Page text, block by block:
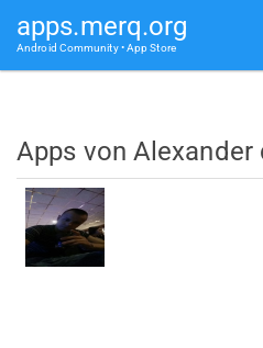
apps.merq.org
Android Community • App Store
Apps von Alexander